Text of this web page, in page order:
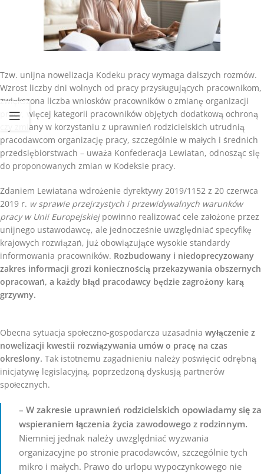
Tzw. unijna nowelizacja Kodeku pracy wymaga dalszych rozmów.
Wzrost liczby dni wolnych od pracy przysługujących pracownikom,
zwiększona liczba wniosków pracowników o zmianę organizacji
pracy, więcej kategorii pracowników objętych dodatkową ochroną
czy zmiany w korzystaniu z uprawnień rodzicielskich utrudnią
pracodawcom organizację pracy, szczególnie w małych i średnich
przedsiębiorstwach – uważa Konfederacja Lewiatan, odnosząc się
do proponowanych zmian w Kodeksie pracy.
Zdaniem Lewiatana wdrożenie dyrektywy 2019/1152 z 20 czerwca
2019 r. w sprawie przejrzystych i przewidywalnych warunków
pracy w Unii Europejskiej powinno realizować cele założone przez
unijnego ustawodawcę, ale jednocześnie uwzględniać specyfikę
krajowych rozwiązań, już obowiązujące wysokie standardy
informowania pracowników. Rozbudowany i niedoprecyzowany
zakres informacji grozi koniecznością przekazywania obszernych
opracowań, a każdy błąd pracodawcy będzie zagrożony karą
grzywny.
Obecna sytuacja społeczno-gospodarcza uzasadnia wyłączenie z
nowelizacji kwestii rozwiązywania umów o pracę na czas
określony. Tak istotnemu zagadnieniu należy poświęcić odrębną
inicjatywę legislacyjną, poprzedzoną dyskusją partnerów
społecznych.
– W zakresie uprawnień rodzicielskich opowiadamy się za
wspieraniem łączenia życia zawodowego z rodzinnym.
Niemniej jednak należy uwzględniać wyzwania
organizacyjne po stronie pracodawców, szczególnie tych
mikro i małych. Prawo do urlopu wypoczynkowego nie